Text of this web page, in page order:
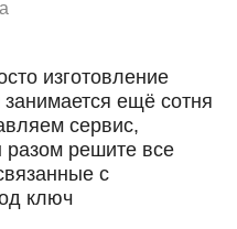
изготовление
ещё сотня
сервис,
разом решите все
с
ключ